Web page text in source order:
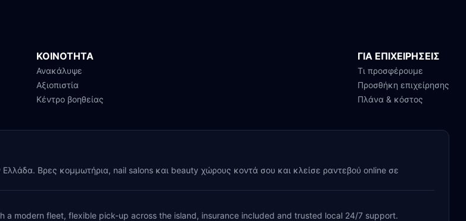
ΚΟΙΝΟΤΗΤΑ
Ανακάλυψε
Αξιοπιστία
Κέντρο βοηθείας
ΓΙΑ ΕΠΙΧΕΙΡΗΣΕΙΣ
Τι προσφέρουμε
Προσθήκη επιχείρησης
Πλάνα & κόστος
Βρες κομμωτήρια, nail salons και beauty χώρους κοντά σου και κλείσε ραντεβού online σε
a modern fleet, flexible pick-up across the island, insurance included and trusted local 24/7 support.